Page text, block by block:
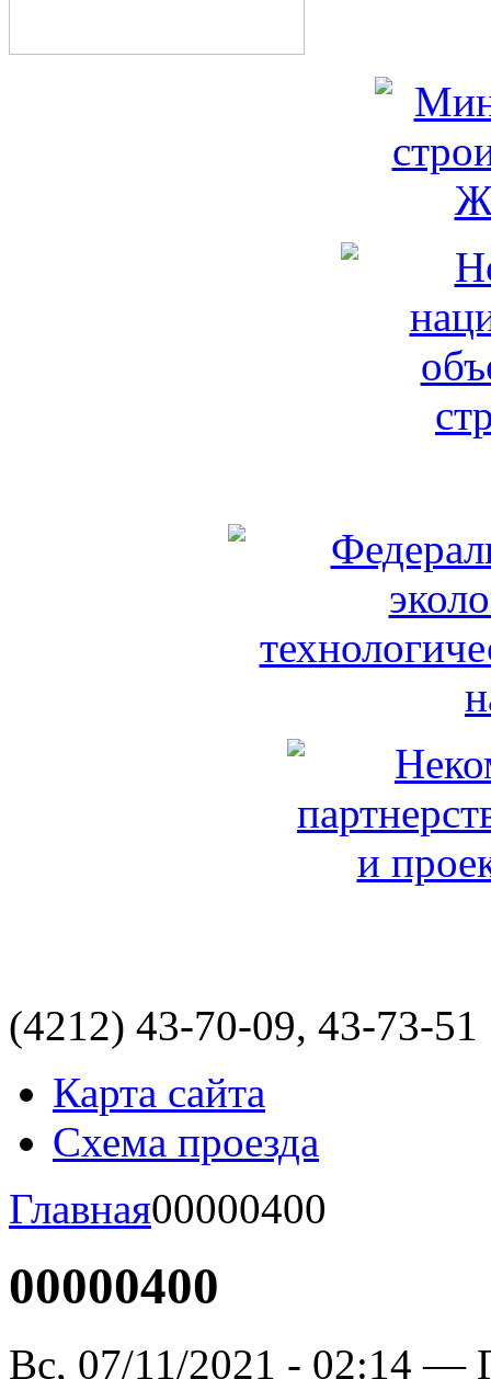
(4212) 43-70-09, 43-73-51
Карта сайта
Схема проезда
Главная00000400
00000400
Вс, 07/11/2021 - 02:14 —